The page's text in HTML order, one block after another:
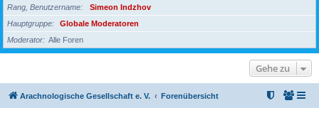
Rang, Benutzername
Simeon Indzhov
Hauptgruppe
Globale Moderatoren
Moderator
Alle Foren
Gehe zu
Arachnologische Gesellschaft e. V. Forenübersicht